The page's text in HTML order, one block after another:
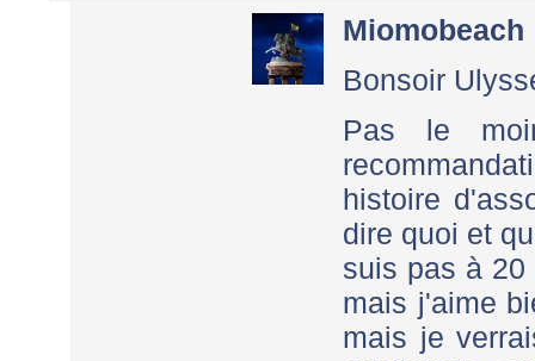
Miomobeach
Bonsoir
Pas le
histoire
dire quoi et
suis pas à
mais j'aime
mais je